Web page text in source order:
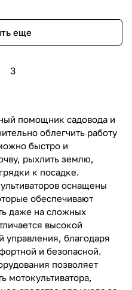
еще
3
помощник садовода и
облегчить работу
быстро и
рыхлить землю,
к посадке.
оснащены
обеспечивают
даже на сложных
высокой
управления, благодаря
и безопасной.
позволяет
мотокультиватора,